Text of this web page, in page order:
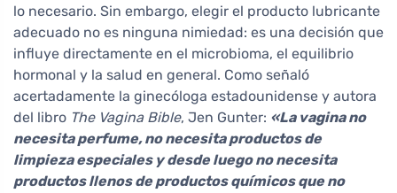
lo necesario. Sin embargo, elegir el producto lubricante
adecuado no es ninguna nimiedad: es una decisión que
influye directamente en el microbioma, el equilibrio
hormonal y la salud en general. Como señaló
acertadamente la ginecóloga estadounidense y autora
del libro The Vagina Bible, Jen Gunter: «La vagina no
necesita perfume, no necesita productos de
limpieza especiales y desde luego no necesita
productos llenos de productos químicos que no